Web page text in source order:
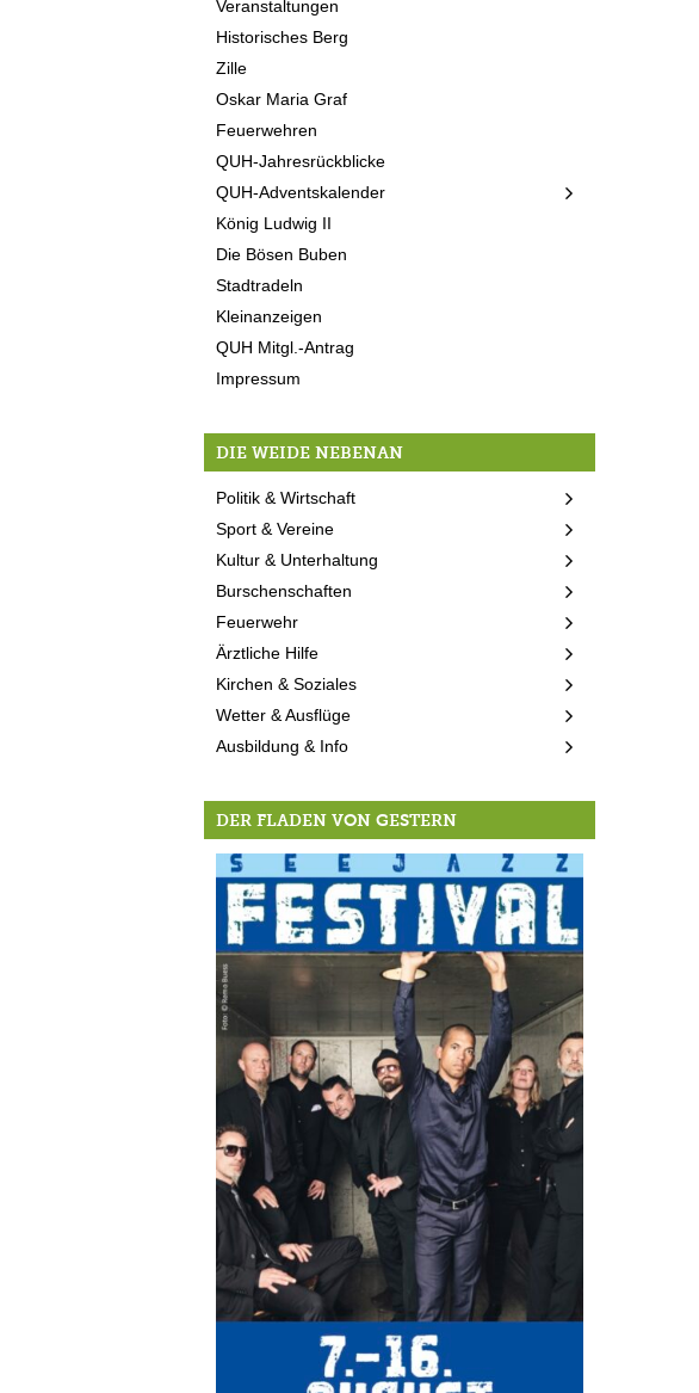
Veranstaltungen
Historisches Berg
Zille
Oskar Maria Graf
Feuerwehren
QUH-Jahresrückblicke
QUH-Adventskalender
König Ludwig II
Die Bösen Buben
Stadtradeln
Kleinanzeigen
QUH Mitgl.-Antrag
Impressum
DIE WEIDE NEBENAN
Politik & Wirtschaft
Sport & Vereine
Kultur & Unterhaltung
Burschenschaften
Feuerwehr
Ärztliche Hilfe
Kirchen & Soziales
Wetter & Ausflüge
Ausbildung & Info
DER FLADEN VON GESTERN